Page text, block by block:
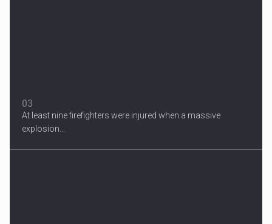
03
At least nine firefighters were injured when a massive
explosion...